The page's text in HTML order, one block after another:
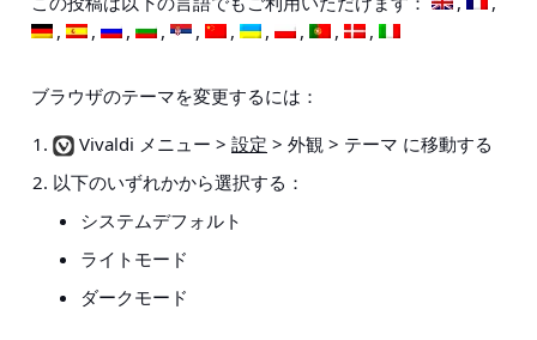
ブラウザのテーマを変更するには：
Vivaldi メニュー > 設定 > 外観 > テーマ に移動する
以下のいずれかから選択する：
システムデフォルト
ライトモード
ダークモード